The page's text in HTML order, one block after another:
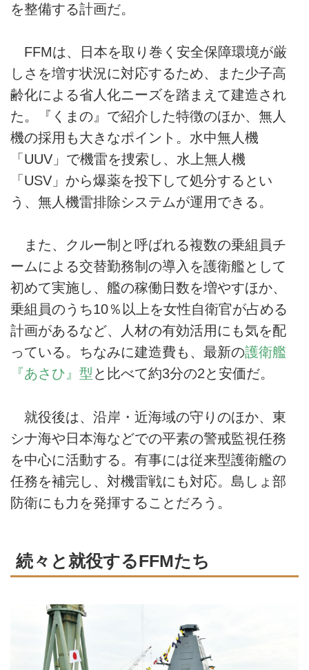
を整備する計画だ。
FFMは、日本を取り巻く安全保障環境が厳
しさを増す状況に対応するため、また少子高
齢化による省人化ニーズを踏まえて建造され
た。『くまの』で紹介した特徴のほか、無人
機の採用も大きなポイント。水中無人機
「UUV」で機雷を捜索し、水上無人機
「USV」から爆薬を投下して処分するとい
う、無人機雷排除システムが運用できる。
また、クルー制と呼ばれる複数の乗組員チ
ームによる交替勤務制の導入を護衛艦として
初めて実施し、艦の稼働日数を増やすほか、
乗組員のうち10％以上を女性自衛官が占める
計画があるなど、人材の有効活用にも気を配
っている。ちなみに建造費も、最新の護衛艦
『あさひ』型 と比べて約3分の2と安価だ。
就役後は、沿岸・近海域の守りのほか、東
シナ海や日本海などでの平素の警戒監視任務
を中心に活動する。有事には従来型護衛艦の
任務を補完し、対機雷戦にも対応。島しょ部
防衛にも力を発揮することだろう。
続々と就役するFFMたち